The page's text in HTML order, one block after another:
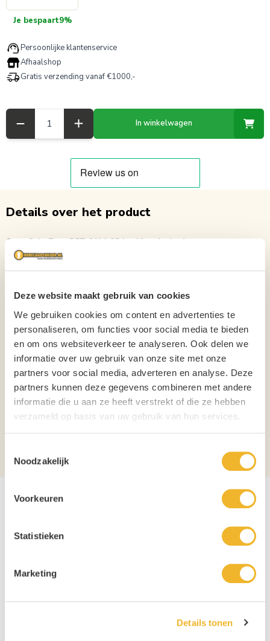
Deze website maakt gebruik van cookies
We gebruiken cookies om content en advertenties te
personaliseren, om functies voor social media te bieden
en om ons websiteverkeer te analyseren. Ook delen we
informatie over uw gebruik van onze site met onze
partners voor social media, adverteren en analyse. Deze
partners kunnen deze gegevens combineren met andere
informatie die u aan ze heeft verstrekt of die ze hebben
verzameld op basis van uw gebruik van hun services.
Noodzakelijk
Voorkeuren
Statistieken
Marketing
Details tonen
Je bespaart9%
Persoonlijke klantenservice
Afhaalshop
Gratis verzending vanaf €1000,-
In winkelwagen
Details over het product
Coca Cola Zero PET 6 X 1.25 Ltr Voordeelpak
Met een frisse en verkwikkende smaak, zonder toegevoegde suikers, is
deze drank de perfecte keuze voor mensen die bewust bezig zijn met hun
flessen zorgen voor voldoende drank voor iedereen.
Kortom, Coca Cola Zero is een unieke en verfrissende drank die je niet
mag missen!
Probeer het vandaag nog uit en ervaar de verfrissende smaak zonder
toegevoegde suikers.
Merk
Coca Cola
Inhoud 1,25L